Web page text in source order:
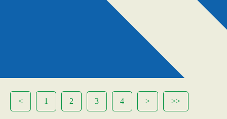
< 1 2 3 4 > >>